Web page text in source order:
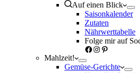
Auf einen Blick
Saisonkalender
Zutaten
Nährwerttabelle
Folge mir auf
Facebook
Instagram
Pinterest
Mahlzeit!
Gemüse-Gerichte